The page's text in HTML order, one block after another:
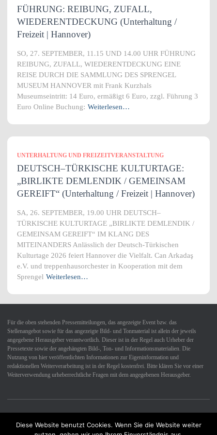
FÜHRUNG: REIBUNG, ZUFALL,
WIEDERENTDECKUNG (Unterhaltung /
Freizeit | Hannover)
SO, 27. SEPTEMBER, 11.15 UND 14.00 UHR FÜHRUNG
REIBUNG, ZUFALL, WIEDERENTDECKUNG EINE
REISE DURCH DIE SAMMLUNG DES SPRENGEL
MUSEUM HANNOVER mit Frank Kurzhals
Museumseintritt: 14 Euro, ermäßigt 6 Euro, zzgl. Führung 3
Euro Online Buchung: Weiterlesen…
UNTERHALTUNG UND FREIZEITVERANSTALTUNG
DEUTSCH–TÜRKISCHE KULTURTAGE:
„BIRLIKTE DEMLENDIK / GEMEINSAM
GEREIFT“ (Unterhaltung / Freizeit | Hannover)
SA, 26. SEPTEMBER, 19.00 UHR DEUTSCH–
TÜRKISCHE KULTURTAGE „BIRLIKTE DEMLENDIK /
GEMEINSAM GEREIFT“ IM KLANG DES
MITEINANDERS Anlässlich der Deutsch-Türkischen
Kulturtage 2026 feiert Hannover die Vielfalt. Can Arkadaş
e.V. und treppenhausorchester in Kooperation mit dem
Sprengel Weiterlesen…
Für die oben stehenden Pressemitteilungen, das angezeigte Event bzw. das
Stellenangebot sowie für das angezeigte Bild- und Tonmaterial ist allein der jeweils
angegebene Herausgeber verantwortlich. Dieser ist in der Regel auch Urheber der
Pressetexte sowie der angehängten Bild-, Ton- und Informationsmaterialien. Die
Nutzung von hier veröffentlichten Informationen zur Eigeninformation und
redaktionellen Weiterverarbeitung ist in der Regel kostenfrei. Bitte klären Sie vor einer
Weiterverwendung urheberrechtliche Fragen mit dem angegebenen Herausgeber.
Datenschutzerklärung Impressum Kontakt
Diese Website benutzt Cookies. Wenn Sie die Website weiter